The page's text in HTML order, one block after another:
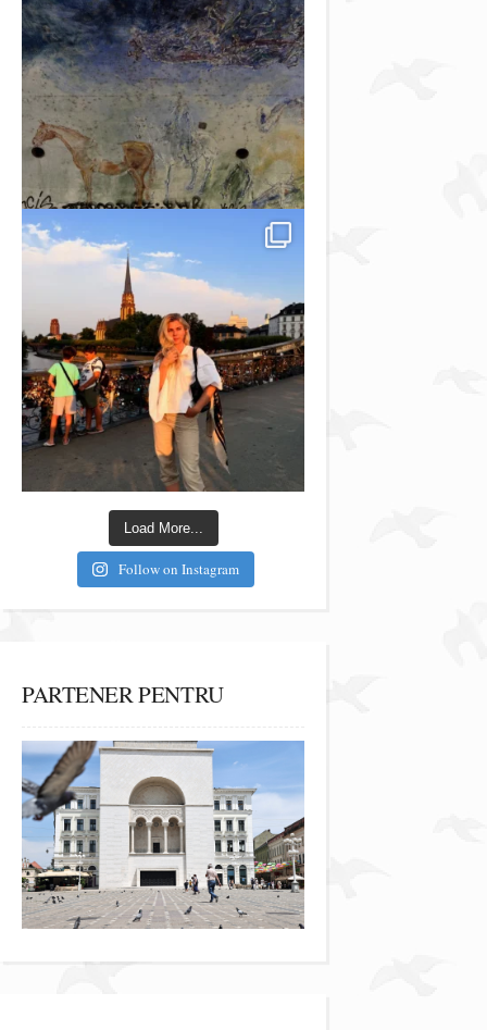
Load More...
Follow on Instagram
PARTENER PENTRU